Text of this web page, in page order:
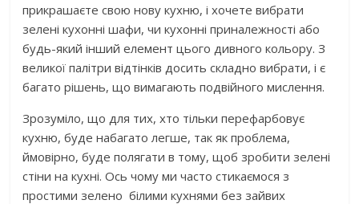
прикрашаєте свою нову кухню, і хочете вибрати
зелені кухонні шафи, чи кухонні приналежності або
будь-який інший елемент цього дивного кольору. З
великої палітри відтінків досить складно вибрати, і є
багато рішень, що вимагають подвійного мислення.
Зрозуміло, що для тих, хто тільки перефарбовує
кухню, буде набагато легше, так як проблема,
ймовірно, буде полягати в тому, щоб зробити зелені
стіни на кухні. Ось чому ми часто стикаємося з
простими зелено білими кухнями без зайвих